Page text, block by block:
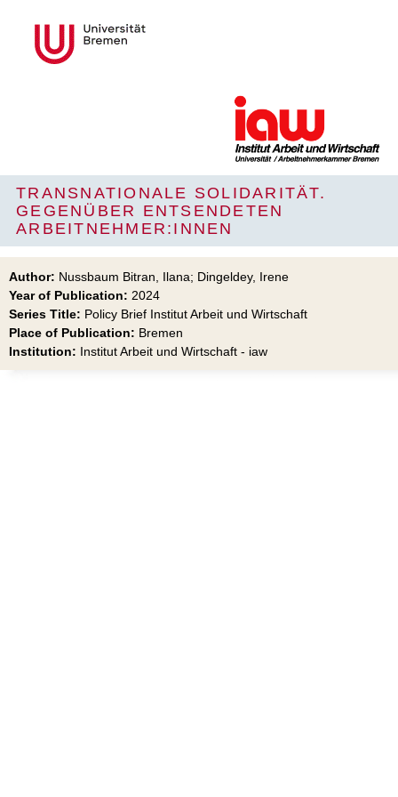
TRANSNATIONALE SOLIDARITÄT.
GEGENÜBER ENTSENDETEN
ARBEITNEHMER:INNEN
Author: Nussbaum Bitran, Ilana; Dingeldey, Irene
Year of Publication: 2024
Series Title: Policy Brief Institut Arbeit und Wirtschaft
Place of Publication: Bremen
Institution: Institut Arbeit und Wirtschaft - iaw